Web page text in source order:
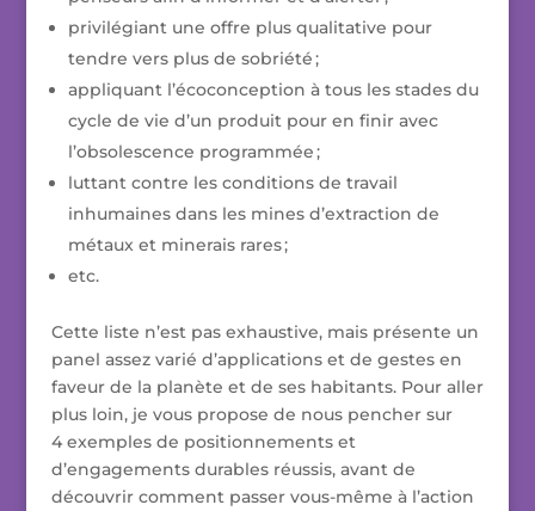
privilégiant une offre plus qualitative pour
tendre vers plus de sobriété ;
appliquant l’écoconception à tous les stades du
cycle de vie d’un produit pour en finir avec
l’obsolescence programmée ;
luttant contre les conditions de travail
inhumaines dans les mines d’extraction de
métaux et minerais rares ;
etc.
Cette liste n’est pas exhaustive, mais présente un
panel assez varié d’applications et de gestes en
faveur de la planète et de ses habitants. Pour aller
plus loin, je vous propose de nous pencher sur
4 exemples de positionnements et
d’engagements durables réussis, avant de
découvrir comment passer vous-même à l’action